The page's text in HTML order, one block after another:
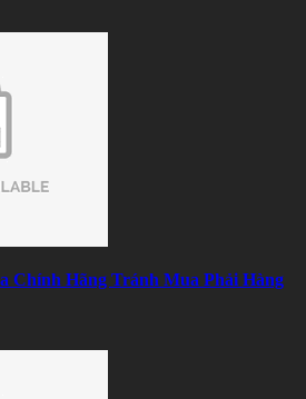
Chính Hãng Tránh Mua Phải Hàng